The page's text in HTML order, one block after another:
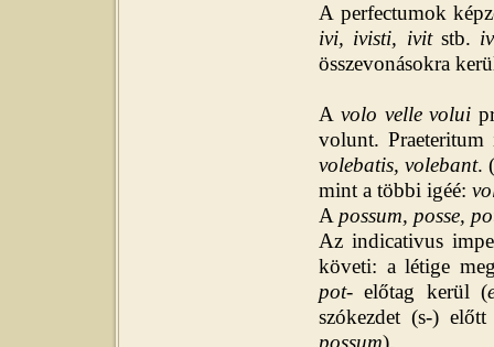
A perfectumok
ivi, ivisti, ivitstb.
összevonásokra
A volo velle volui
volunt.
volebatis, volebant.
mint a többi igéé:
A possum, posse,
Az indicativus
követi: a létige
pot- előtag kerül (
szókezdet (s-)
possum).